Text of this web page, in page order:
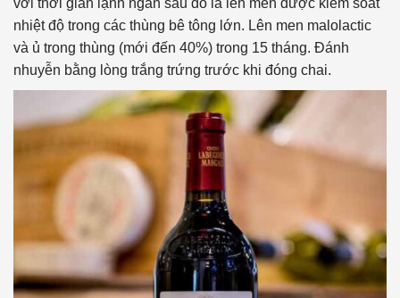
với thời gian lạnh ngắn sau đó là lên men được kiểm soát
nhiệt độ trong các thùng bê tông lớn. Lên men malolactic
và ủ trong thùng (mới đến 40%) trong 15 tháng. Đánh
nhuyễn bằng lòng trắng trứng trước khi đóng chai.